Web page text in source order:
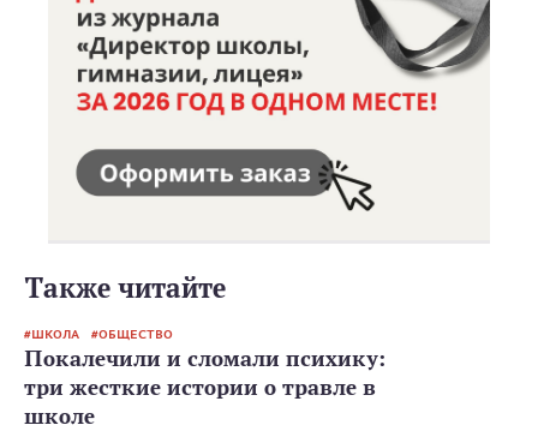
Также читайте
ШКОЛА ОБЩЕСТВО
Покалечили и сломали психику:
три жесткие истории о травле в
школе